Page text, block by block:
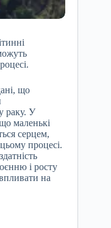
що
раку. У
маленькі
серцем,
процесі.
і росту
на